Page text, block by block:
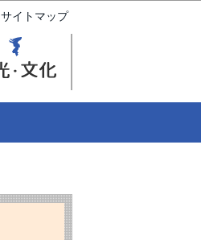
サイトマップ